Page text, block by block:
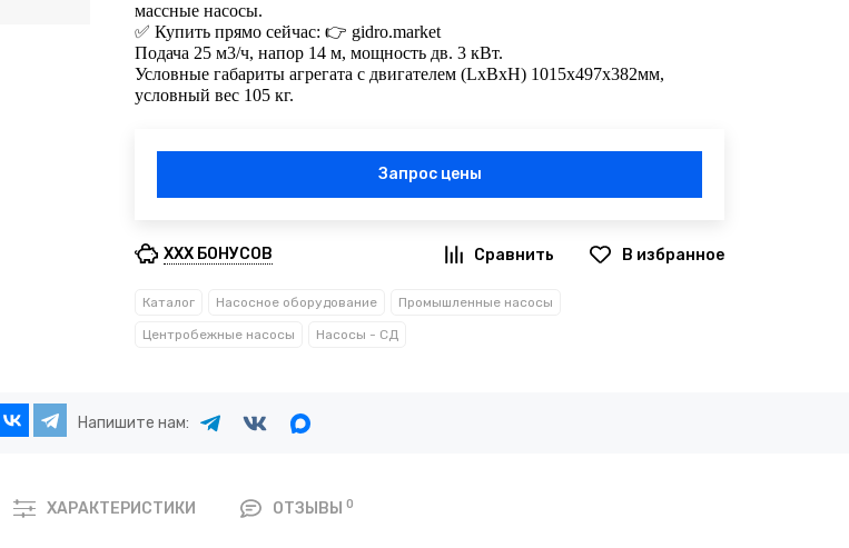
массные насосы.
✅ Купить прямо сейчас: 👉 gidro.market
Подача 25 м3/ч, напор 14 м, мощность дв. 3 кВт.
Условные габариты агрегата с двигателем (LхBхH) 1015х497х382мм,
условный вес 105 кг.
Запрос цены
XXX БОНУСОВ
Каталог Насосное оборудование Промышленные насосы
Центробежные насосы Насосы - СД
Напишите нам:
ХАРАКТЕРИСТИКИ ОТЗЫВЫ0